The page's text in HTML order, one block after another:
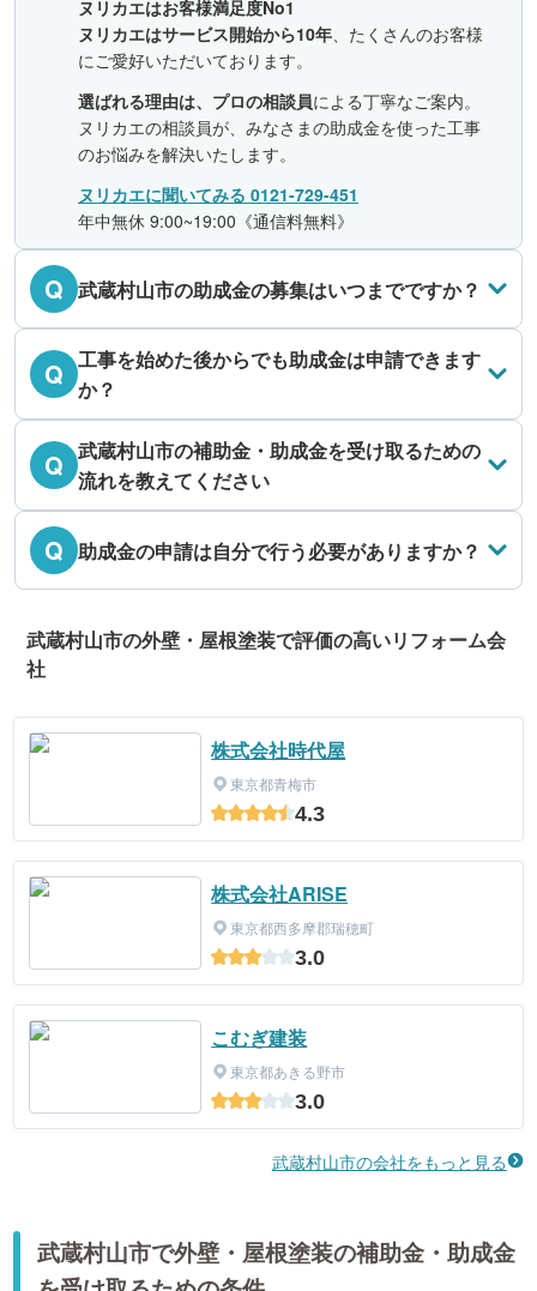
ヌリカエはお客様満足度No1
ヌリカエはサービス開始から10年、たくさんのお客様
にご愛好いただいております。
選ばれる理由は、プロの相談員による丁寧なご案内。
ヌリカエの相談員が、みなさまの助成金を使った工事
のお悩みを解決いたします。
ヌリカエに聞いてみる 0121-729-451
年中無休 9:00~19:00《通信料無料》
Q 武蔵村山市の助成金の募集はいつまでですか？
Q 工事を始めた後からでも助成金は申請できます
か？
Q 武蔵村山市の補助金・助成金を受け取るための
流れを教えてください
Q 助成金の申請は自分で行う必要がありますか？
武蔵村山市の外壁・屋根塗装で評価の高いリフォーム会
社
株式会社時代屋
東京都青梅市
4.3
株式会社ARISE
東京都西多摩郡瑞穂町
3.0
こむぎ建装
東京都あきる野市
3.0
武蔵村山市の会社をもっと見る
武蔵村山市で外壁・屋根塗装の補助金・助成金